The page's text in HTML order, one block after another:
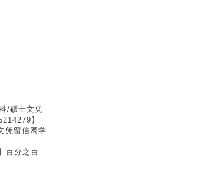
/硕士文凭
】
凭留信网学
百分之百